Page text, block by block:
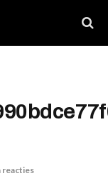
reacties